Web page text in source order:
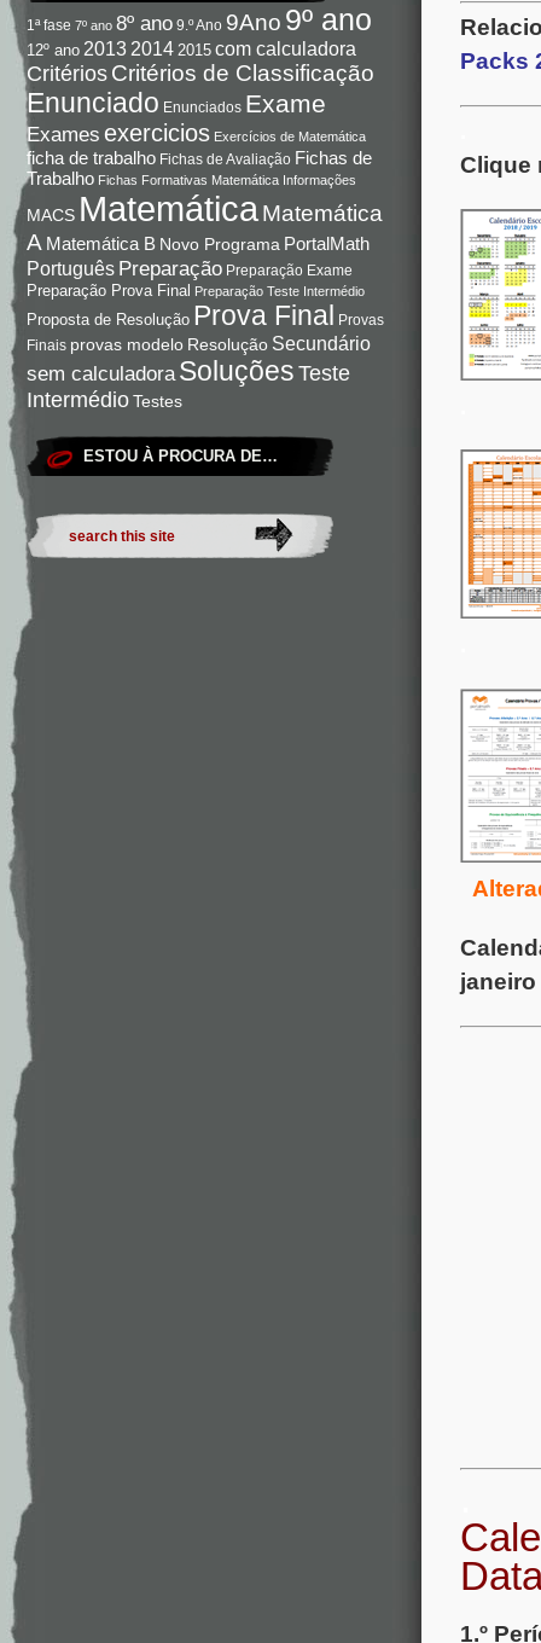
1ª fase 7º ano 8º ano 9.º Ano 9Ano 9º ano
12º ano 2013 2014 2015 com calculadora
Critérios Critérios de Classificação
Enunciado Enunciados Exame
Exames exercicios Exercícios de Matemática
ficha de trabalho Fichas de Avaliação Fichas de
Trabalho Fichas Formativas Matemática Informações
MACS Matemática Matemática
A Matemática B Novo Programa PortalMath
Português Preparação Preparação Exame
Preparação Prova Final Preparação Teste Intermédio
Proposta de Resolução Prova Final Provas
Finais provas modelo Resolução Secundário
sem calculadora Soluções Teste
IntermédioTestes
ESTOU À PROCURA DE…
Packs
Clique
janeiro
1.º